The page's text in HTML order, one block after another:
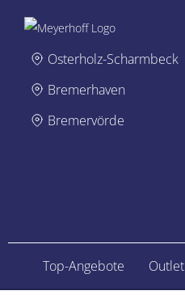
Osterholz-Scharmbeck
Bremerhaven
Bremervörde
Top-Angebote Outlet